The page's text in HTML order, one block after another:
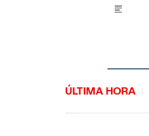
ÚLTIMA HORA